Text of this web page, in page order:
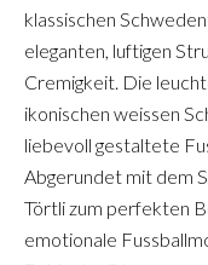
klassischen
eleganten, luftigen
Cremigkeit. Die
ikonischen weissen
liebevoll gestaltete
Abgerundet mit dem
Törtli zum perfekten
emotionale